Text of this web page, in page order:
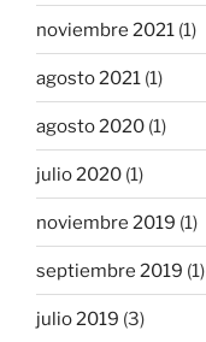
noviembre 2021 (1)
agosto 2021 (1)
agosto 2020 (1)
julio 2020 (1)
noviembre 2019 (1)
septiembre 2019 (1)
julio 2019 (3)